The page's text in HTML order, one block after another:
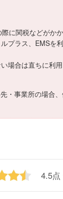
に関税などがかか
プラス、EMSを利
場合は直ちに利
・事業所の場
4.5点